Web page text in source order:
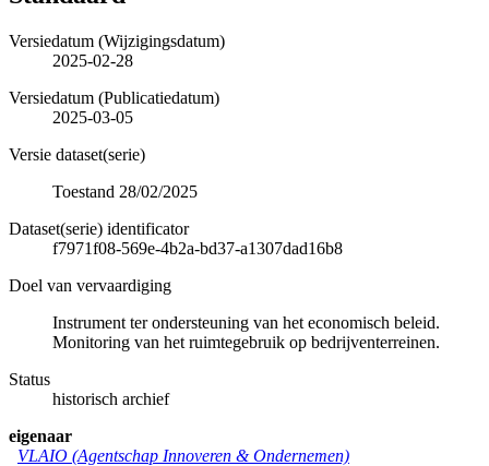
Versiedatum (Wijzigingsdatum)
2025-02-28
Versiedatum (Publicatiedatum)
2025-03-05
Versie dataset(serie)
Toestand 28/02/2025
Dataset(serie) identificator
f7971f08-569e-4b2a-bd37-a1307dad16b8
Doel van vervaardiging
Instrument ter ondersteuning van het economisch beleid.
Monitoring van het ruimtegebruik op bedrijventerreinen.
Status
historisch archief
eigenaar
VLAIO (Agentschap Innoveren & Ondernemen)